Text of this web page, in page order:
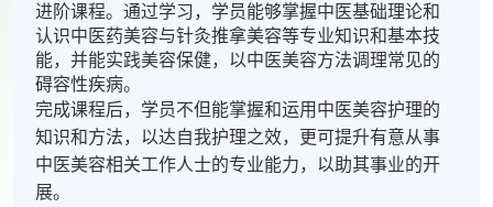
进阶课程。通过学习，学员能够掌握中医基础理论和
认识中医药美容与针灸推拿美容等专业知识和基本技
能，并能实践美容保健，以中医美容方法调理常见的
碍容性疾病。
完成课程后，学员不但能掌握和运用中医美容护理的
知识和方法，以达自我护理之效，更可提升有意从事
中医美容相关工作人士的专业能力，以助其事业的开
展。